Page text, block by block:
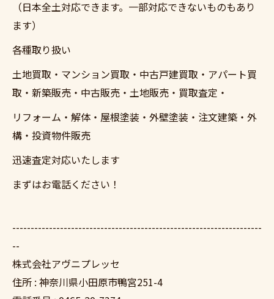
（日本全土対応できます。一部対応できないものもあり
ます）
各種取り扱い
土地買取・マンション買取・中古戸建買取・アパート買
取・新築販売・中古販売・土地販売・買取査定・
リフォーム・解体・屋根塗装・外壁塗装・注文建築・外
構・投資物件販売
迅速査定対応いたします
まずはお電話ください！
--------------------------------------------------------------------
--
株式会社アヴニプレッセ
住所 : 神奈川県小田原市鴨宮251-4